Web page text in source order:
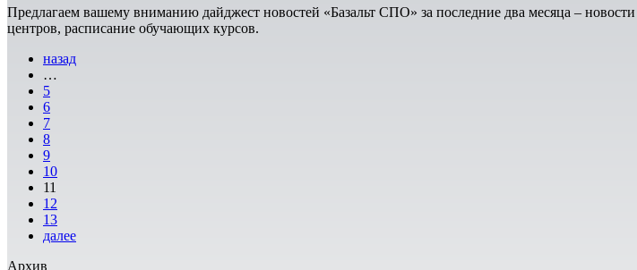
Предлагаем вашему вниманию дайджест новостей «Базальт СПО» за последние два месяца –
центров, расписание обучающих курсов.
назад
…
5
6
7
8
9
10
11
12
13
далее
Архив